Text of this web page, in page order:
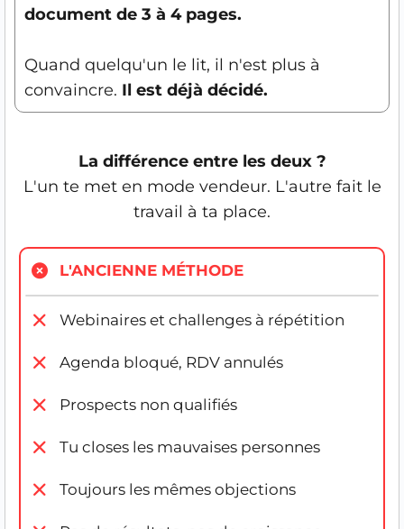
document de 3 à 4 pages.
Quand quelqu'un le lit, il n'est plus à
convaincre. Il est déjà décidé.
La différence entre les deux ?
L'un te met en mode vendeur. L'autre fait le
travail à ta place.
L'ANCIENNE MÉTHODE
Webinaires et challenges à répétition
Agenda bloqué, RDV annulés
Prospects non qualifiés
Tu closes les mauvaises personnes
Toujours les mêmes objections